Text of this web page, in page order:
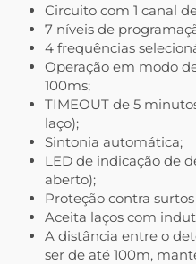
Circuito com 1 canal
7 níveis de
4 frequências
Operação em modo
100ms;
TIMEOUT de 5
laço);
Sintonia automática;
LED de indicação de
aberto);
Proteção contra
Aceita laços com
A distância entre o
ser de até 100m,